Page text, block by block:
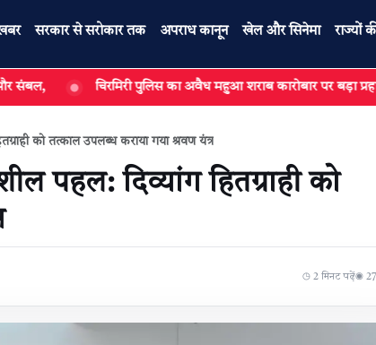
सरकार से सरोकार तक अपराध कानून खेल और सिनेमा राज्यों
चिरमिरी पुलिस का अवैध महुआ शराब कारोबार पर बड़ा प्रहार, मुख्य
को तत्काल उपलब्ध कराया गया श्रवण यंत्र
पहल: दिव्यांग हितग्राही को
◷ 2 मिनट पढ़ें◉